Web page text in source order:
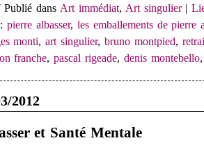
Publié dansArt immédiat, Art singulier|
:pierre albasser, les emballements de pierre
monti,art singulier, bruno montpied,
franche,pascal rigeade, denis montebello
2012
et Santé Mentale